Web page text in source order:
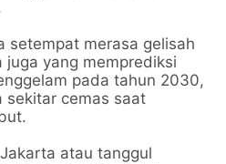
setempat merasa gelisah
yang memprediksi
pada tahun 2030,
sekitar cemas saat
atau tanggul